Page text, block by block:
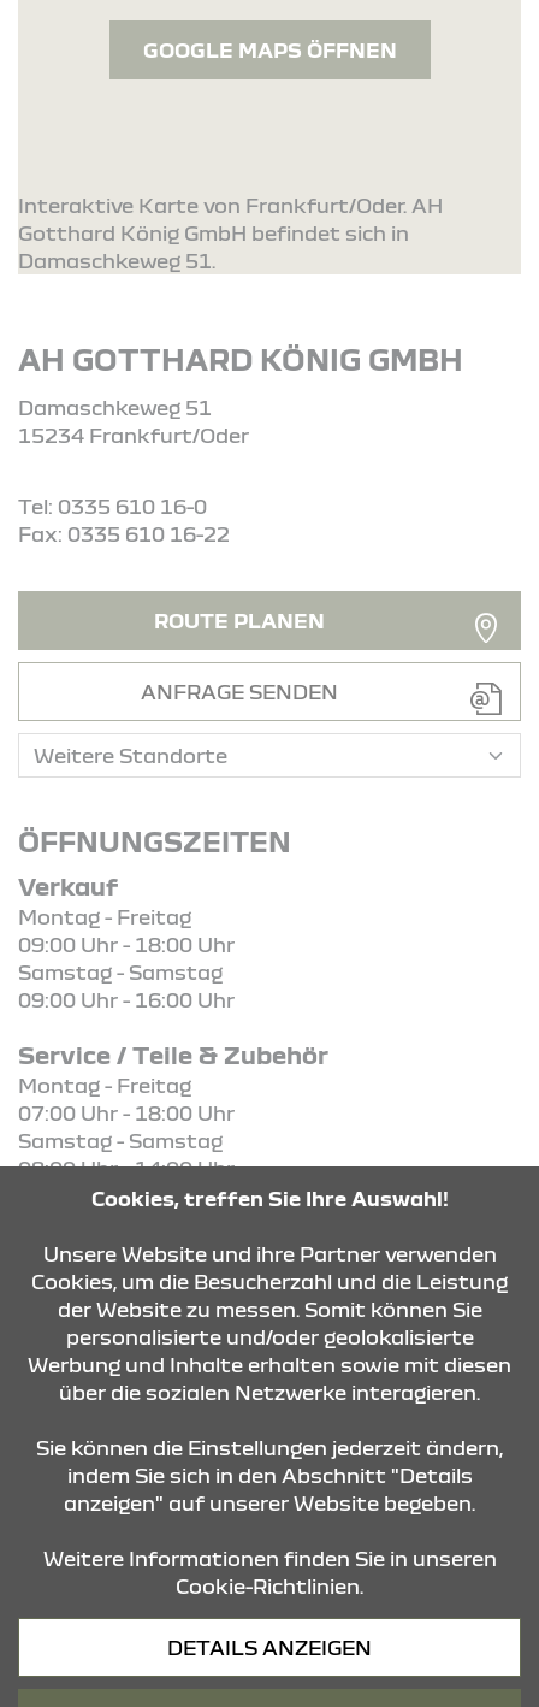
GOOGLE MAPS ÖFFNEN
Interaktive Karte von Frankfurt/Oder. AH
Gotthard König GmbH befindet sich in
Damaschkeweg 51.
AH GOTTHARD KÖNIG GMBH
Damaschkeweg 51
15234 Frankfurt/Oder
Tel: 0335 610 16-0
Fax: 0335 610 16-22
ROUTE PLANEN
ANFRAGE SENDEN
ÖFFNUNGSZEITEN
Verkauf
Montag - Freitag
09:00 Uhr - 18:00 Uhr
Samstag - Samstag
09:00 Uhr - 16:00 Uhr
Service / Teile & Zubehör
Montag - Freitag
07:00 Uhr - 18:00 Uhr
Samstag - Samstag
08:00 Uhr - 14:00 Uhr
KONTAKT & ANFAHRT
ÖFFNUNGSZEITEN
STANDORTE
Datenschutz
Cookies, treffen Sie Ihre Auswahl!
Unsere Website und ihre Partner verwenden
Cookies, um die Besucherzahl und die Leistung
der Website zu messen. Somit können Sie
personalisierte und/oder geolokalisierte
Werbung und Inhalte erhalten sowie mit diesen
über die sozialen Netzwerke interagieren.
Sie können die Einstellungen jederzeit ändern,
indem Sie sich in den Abschnitt "Details
anzeigen" auf unserer Website begeben.
Weitere Informationen finden Sie in unseren
Cookie-Richtlinien.
DETAILS ANZEIGEN